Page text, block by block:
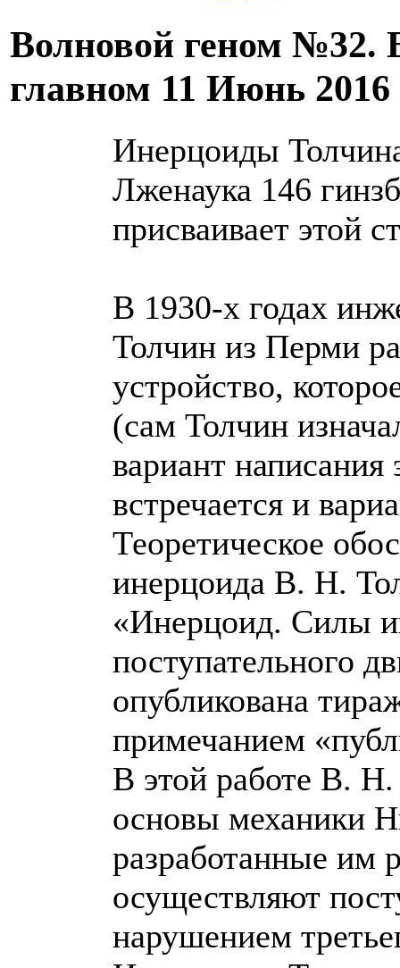
Волновой геном №32.
главном 11 Июнь
Инерцоиды
Лженаука 146
присваивает этой
В 1930-х годах
Толчин из Перми
устройство,
(сам Толчин
вариант написания
встречается и
Теоретическое
инерцоида В. Н.
«Инерцоид. Силы
поступательного
опубликована
примечанием
В этой работе В. Н.
основы механики
разработанные им
осуществляют
нарушением